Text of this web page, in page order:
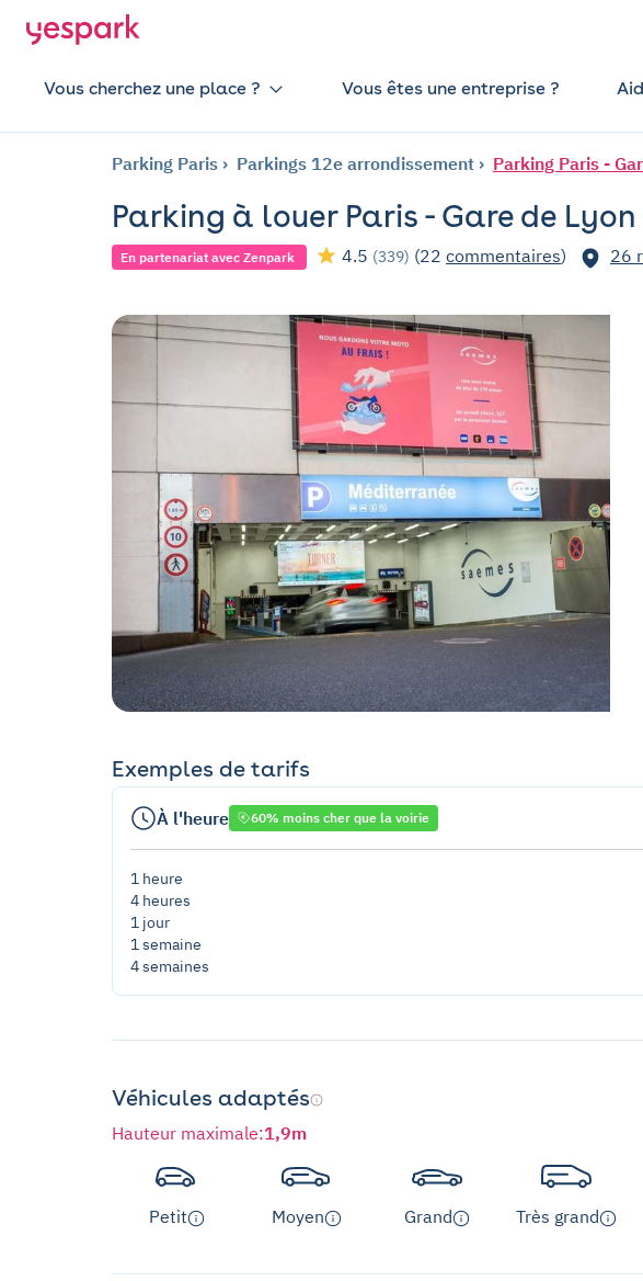
Vous cherchez une place ? Vous êtes une entreprise ?
Parking Paris Parkings 12e arrondissement Parking Paris -
Parking à louer Paris - Gare de Lyon
En partenariat avec Zenpark 4.5 (339) (22 commentaires) 26
Exemples de tarifs
À l'heure 60% moins cher que la voirie
1 heure
4 heures
1 jour
1 semaine
4 semaines
Véhicules adaptés
Hauteur maximale:1,9m
Petit Moyen Grand Très grand